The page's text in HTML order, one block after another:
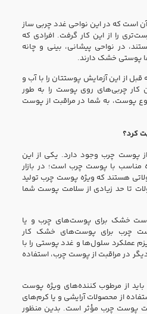
است که در این نواحی غدد چربی ساز
را از این کار گرفت. افرادی که
در نواحی پیشانی، بینی و چانه
پوستی خشک دارند.
قبل از این آزمایش پوستتان را با آب و
کار چربی‌های روی پوست را به طور
پوست، به شما در مراقبت از پوست
کرد؟
از پوست چرب وجود دارد. یکی از این
مناسب با پوست چرب است؛ در بازار
هستند که ویژه پوست چرب تولید
تا حد زیادی از سلامت پوست شما
خشک برای پوست‌های چرب و یا
چرب برای پوست‌های خشک کار
عملکرد سلول‌ها و غدد پوستی را با
در مراقبت از پوست چرب، استفاده
از مرطوب کننده‌های ویژه پوست
از محصولات آرایشی و یا کرم‌های
پوست چرب مؤثر است. بدین منظور